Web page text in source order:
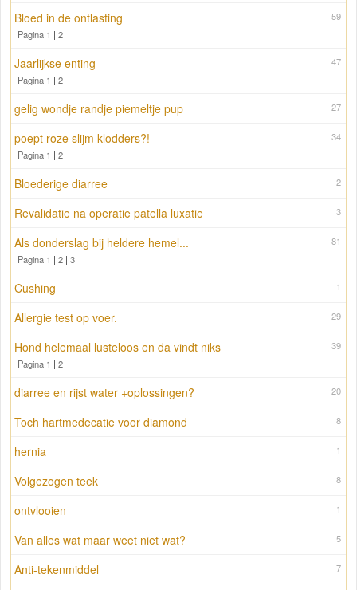
59
Bloed in de ontlasting
Pagina 1 | 2
47
Jaarlijkse enting
Pagina 1 | 2
27
gelig wondje randje piemeltje pup
34
poept roze slijm klodders?!
Pagina 1 | 2
2
Bloederige diarree
3
Revalidatie na operatie patella luxatie
81
Als donderslag bij heldere hemel...
Pagina 1 | 2 | 3
1
Cushing
29
Allergie test op voer.
39
Hond helemaal lusteloos en da vindt niks
Pagina 1 | 2
20
diarree en rijst water +oplossingen?
8
Toch hartmedecatie voor diamond
1
hernia
8
Volgezogen teek
1
ontvlooien
5
Van alles wat maar weet niet wat?
7
Anti-tekenmiddel